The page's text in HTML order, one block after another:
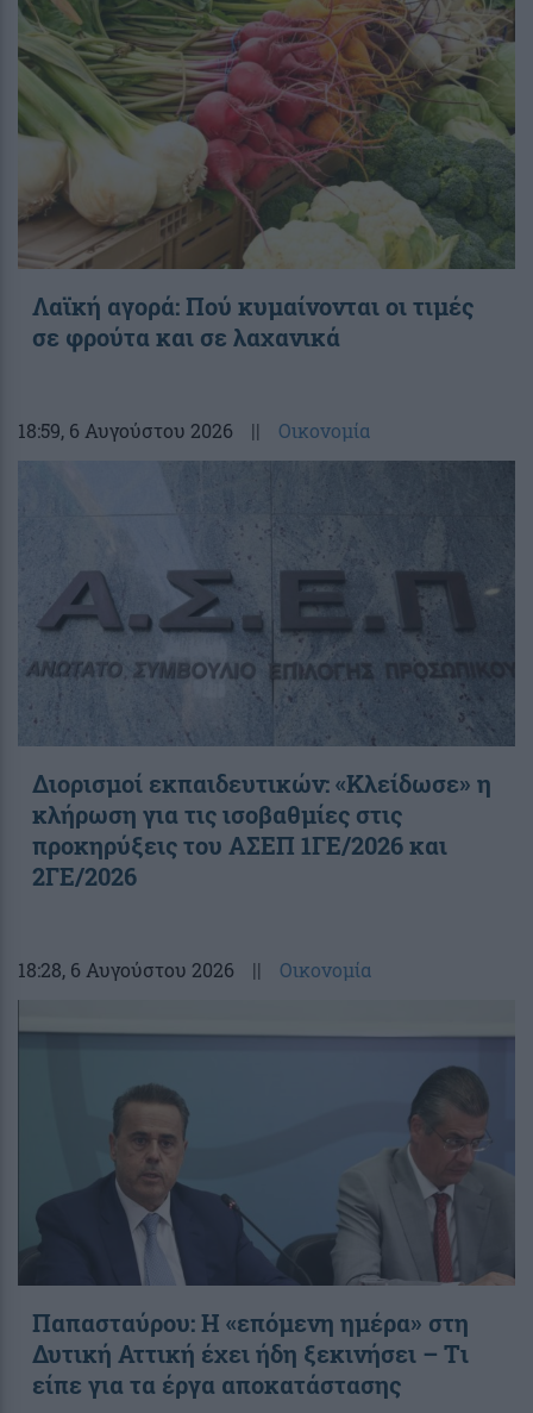
Λαϊκή αγορά: Πού κυμαίνονται οι τιμές
σε φρούτα και σε λαχανικά
18:59, 6 Αυγούστου 2026 || Οικονομία
Διορισμοί εκπαιδευτικών: «Κλείδωσε» η
κλήρωση για τις ισοβαθμίες στις
προκηρύξεις του ΑΣΕΠ 1ΓΕ/2026 και
2ΓΕ/2026
18:28, 6 Αυγούστου 2026 || Οικονομία
Παπασταύρου: Η «επόμενη ημέρα» στη
Δυτική Αττική έχει ήδη ξεκινήσει – Tι
είπε για τα έργα αποκατάστασης